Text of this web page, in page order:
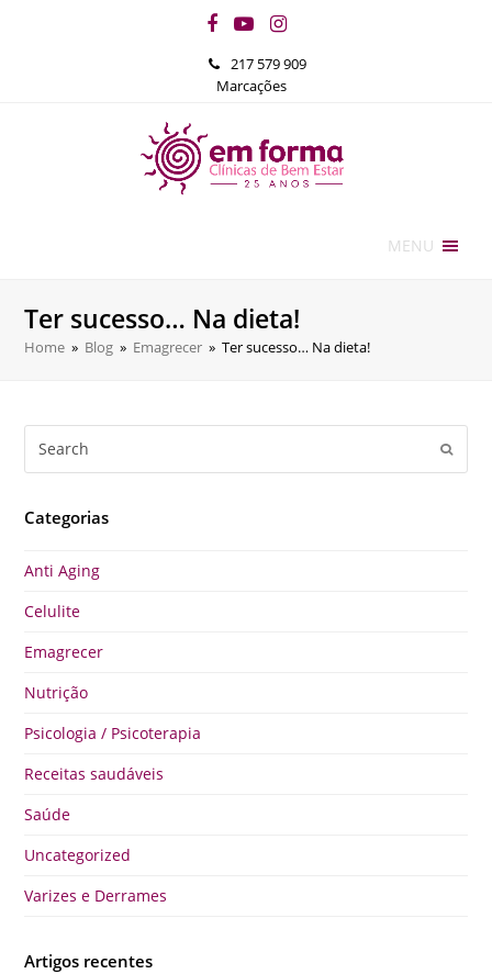
Facebook
YouTubeInstagram
217 579 909
Marcações
MENU
Ter sucesso… Na dieta!
Home » Blog » Emagrecer » Ter sucesso… Na dieta!
Categorias
Anti Aging
Celulite
Emagrecer
Nutrição
Psicologia / Psicoterapia
Receitas saudáveis
Saúde
Uncategorized
Varizes e Derrames
Artigos recentes